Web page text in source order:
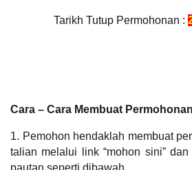
Tarikh Tutup Permohonan :
Cara – Cara Membuat Permohonan
1. Pemohon hendaklah membuat
talian melalui link “mohon sini”
pautan seperti dibawah.